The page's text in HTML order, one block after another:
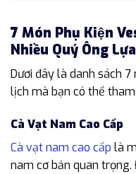
7 Món Phụ Kiện
Nhiều Quý Ông
Dươi đây là danh sách
lịch mà bạn có thể
Cà Vạt Nam Cao Cấp
Cà vạt nam cao cấp là
nam cơ bản quan